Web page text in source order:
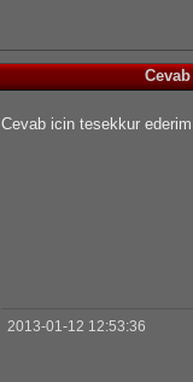
Cevab icin tesekkur
2013-01-12 12:53:36